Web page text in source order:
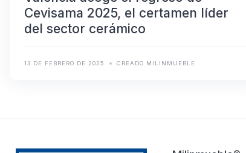
Cevisama 2025, el certamen líder
del sector cerámico
13 DE FEBRERO DE 2025 CREADO MILINMUEBLE